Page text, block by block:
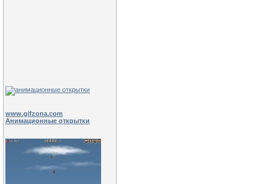
www.gifzona.com
Анимационные открытки